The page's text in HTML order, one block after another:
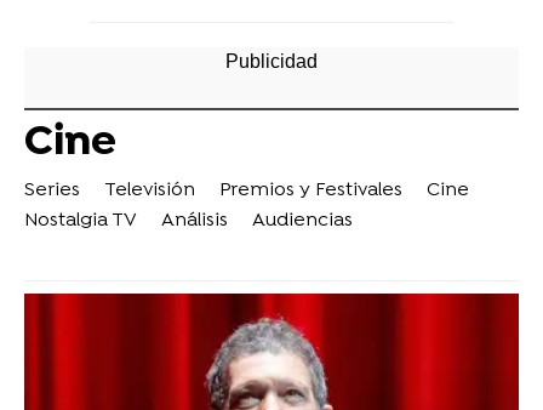
Cine
Series Televisión Premios y Festivales
Cine
Nostalgia TV
Análisis Audiencias